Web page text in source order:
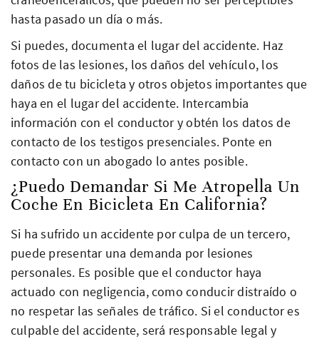
hasta pasado un día o más.
Si puedes, documenta el lugar del accidente. Haz
fotos de las lesiones, los daños del vehículo, los
daños de tu bicicleta y otros objetos importantes que
haya en el lugar del accidente. Intercambia
información con el conductor y obtén los datos de
contacto de los testigos presenciales. Ponte en
contacto con un abogado lo antes posible.
¿Puedo Demandar Si Me Atropella Un
Coche En Bicicleta En California?
Si ha sufrido un accidente por culpa de un tercero,
puede presentar una demanda por lesiones
personales. Es posible que el conductor haya
actuado con negligencia, como conducir distraído o
no respetar las señales de tráfico. Si el conductor es
culpable del accidente, será responsable legal y